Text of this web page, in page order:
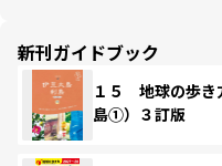
新刊ガイドブック
１５ 地球の歩
島①）３訂版